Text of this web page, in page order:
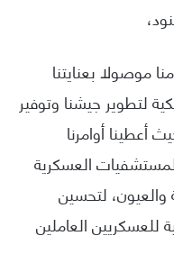
موصولا بعنايتنا
لتطوير جيشنا وتوفير
أوامرنا
العسكرية
لتحسين
للعسكريين العاملين